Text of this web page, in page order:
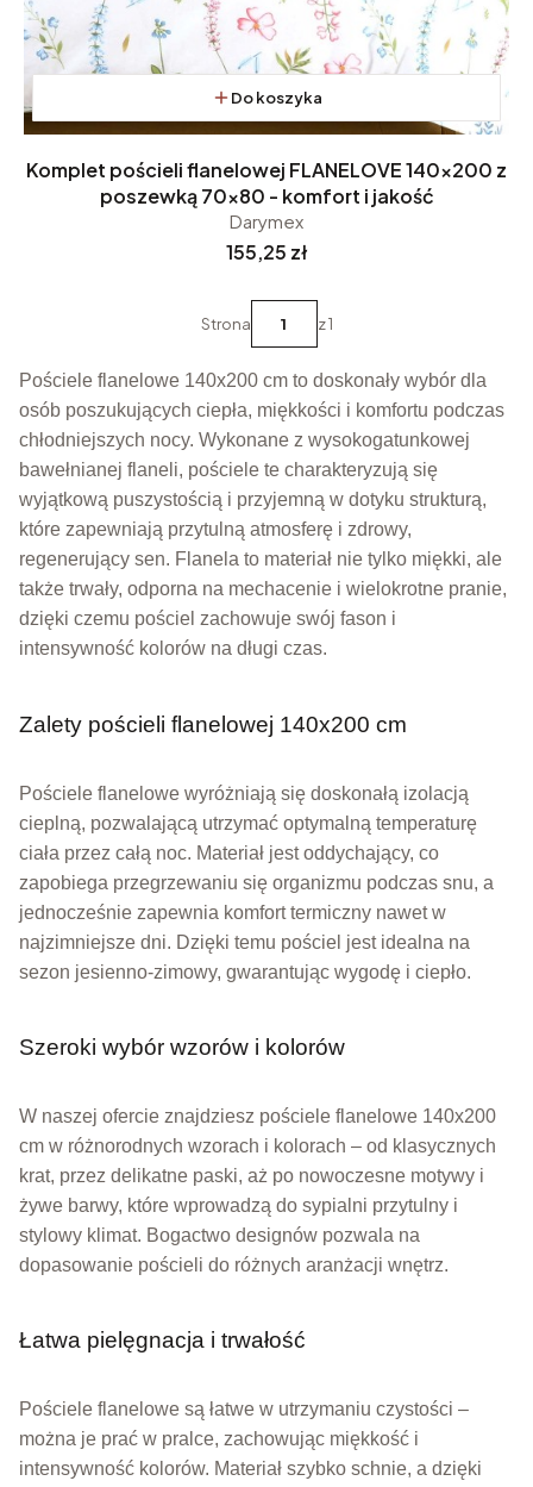
Do koszyka
Komplet pościeli flanelowej FLANELOVE 140x200 z
poszewką 70x80 - komfort i jakość
Darymex
Cena
155,25 zł
Strona z 1
Pościele flanelowe 140x200 cm to doskonały wybór dla
osób poszukujących ciepła, miękkości i komfortu podczas
chłodniejszych nocy. Wykonane z wysokogatunkowej
bawełnianej flaneli, pościele te charakteryzują się
wyjątkową puszystością i przyjemną w dotyku strukturą,
które zapewniają przytulną atmosferę i zdrowy,
regenerujący sen. Flanela to materiał nie tylko miękki, ale
także trwały, odporna na mechacenie i wielokrotne pranie,
dzięki czemu pościel zachowuje swój fason i
intensywność kolorów na długi czas.
Zalety pościeli flanelowej 140x200 cm
Pościele flanelowe wyróżniają się doskonałą izolacją
cieplną, pozwalającą utrzymać optymalną temperaturę
ciała przez całą noc. Materiał jest oddychający, co
zapobiega przegrzewaniu się organizmu podczas snu, a
jednocześnie zapewnia komfort termiczny nawet w
najzimniejsze dni. Dzięki temu pościel jest idealna na
sezon jesienno-zimowy, gwarantując wygodę i ciepło.
Szeroki wybór wzorów i kolorów
W naszej ofercie znajdziesz pościele flanelowe 140x200
cm w różnorodnych wzorach i kolorach – od klasycznych
krat, przez delikatne paski, aż po nowoczesne motywy i
żywe barwy, które wprowadzą do sypialni przytulny i
stylowy klimat. Bogactwo designów pozwala na
dopasowanie pościeli do różnych aranżacji wnętrz.
Łatwa pielęgnacja i trwałość
Pościele flanelowe są łatwe w utrzymaniu czystości –
można je prać w pralce, zachowując miękkość i
intensywność kolorów. Materiał szybko schnie, a dzięki